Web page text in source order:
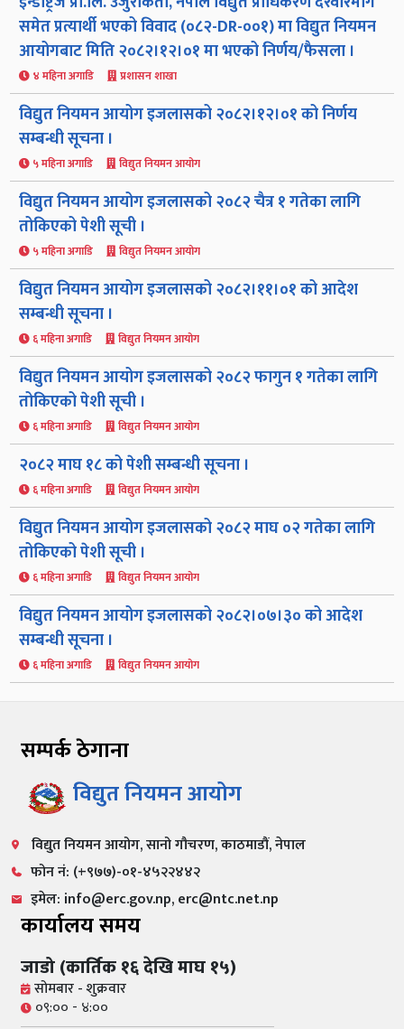
समेत प्रत्यार्थी भएको विवाद (०८२-DR-००१) मा विद्युत नियमन
आयोगबाट मिति २०८२।१२।०१ मा भएको निर्णय/फैसला ।
४ महिना अगाडि प्रशासन शाखा
विद्युत नियमन आयोग इजलासको २०८२।१२।०१ को निर्णय
सम्बन्धी सूचना ।
५ महिना अगाडि विद्युत नियमन आयोग
विद्युत नियमन आयोग इजलासको २०८२ चैत्र १ गतेका लागि
तोकिएको पेशी सूची ।
५ महिना अगाडि विद्युत नियमन आयोग
विद्युत नियमन आयोग इजलासको २०८२।११।०१ को आदेश
सम्बन्धी सूचना ।
६ महिना अगाडि विद्युत नियमन आयोग
विद्युत नियमन आयोग इजलासको २०८२ फागुन १ गतेका लागि
तोकिएको पेशी सूची ।
६ महिना अगाडि विद्युत नियमन आयोग
२०८२ माघ १८ को पेशी सम्बन्धी सूचना ।
६ महिना अगाडि विद्युत नियमन आयोग
विद्युत नियमन आयोग इजलासको २०८२ माघ ०२ गतेका लागि
तोकिएको पेशी सूची ।
६ महिना अगाडि विद्युत नियमन आयोग
विद्युत नियमन आयोग इजलासको २०८२।०७।३० को आदेश
सम्बन्धी सूचना ।
६ महिना अगाडि विद्युत नियमन आयोग
सम्पर्क ठेगाना
विद्युत नियमन आयोग
विद्युत नियमन आयोग, सानो गौचरण, काठमाडौं, नेपाल
फोन नं: (+९७७)-०१-४५२२४४२
इमेल: info@erc.gov.np, erc@ntc.net.np
कार्यालय समय
जाडो (कार्तिक १६ देखि माघ १५)
सोमबार - शुक्रवार
०९:०० - ४:००